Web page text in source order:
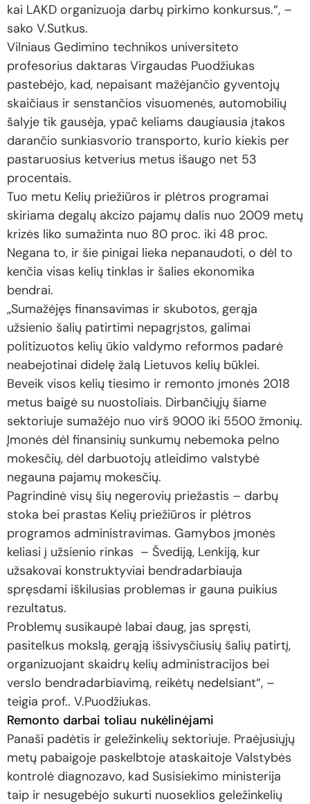
kai LAKD organizuoja darbų pirkimo konkursus.“, –
sako V.Sutkus.
Vilniaus Gedimino technikos universiteto
profesorius daktaras Virgaudas Puodžiukas
pastebėjo, kad, nepaisant mažėjančio gyventojų
skaičiaus ir senstančios visuomenės, automobilių
šalyje tik gausėja, ypač keliams daugiausia įtakos
darančio sunkiasvorio transporto, kurio kiekis per
pastaruosius ketverius metus išaugo net 53
procentais.
Tuo metu Kelių priežiūros ir plėtros programai
skiriama degalų akcizo pajamų dalis nuo 2009 metų
krizės liko sumažinta nuo 80 proc. iki 48 proc.
Negana to, ir šie pinigai lieka nepanaudoti, o dėl to
kenčia visas kelių tinklas ir šalies ekonomika
bendrai.
„Sumažėjęs finansavimas ir skubotos, gerąja
užsienio šalių patirtimi nepagrįstos, galimai
politizuotos kelių ūkio valdymo reformos padarė
neabejotinai didelę žalą Lietuvos kelių būklei.
Beveik visos kelių tiesimo ir remonto įmonės 2018
metus baigė su nuostoliais. Dirbančiųjų šiame
sektoriuje sumažėjo nuo virš 9000 iki 5500 žmonių.
Įmonės dėl finansinių sunkumų nebemoka pelno
mokesčių, dėl darbuotojų atleidimo valstybė
negauna pajamų mokesčių.
Pagrindinė visų šių negerovių priežastis – darbų
stoka bei prastas Kelių priežiūros ir plėtros
programos administravimas. Gamybos įmonės
keliasi į užsienio rinkas – Švediją, Lenkiją, kur
užsakovai konstruktyviai bendradarbiauja
spręsdami iškilusias problemas ir gauna puikius
rezultatus.
Problemų susikaupė labai daug, jas spręsti,
pasitelkus mokslą, gerąją išsivysčiusių šalių patirtį,
organizuojant skaidrų kelių administracijos bei
verslo bendradarbiavimą, reikėtų nedelsiant“, –
teigia prof.. V.Puodžiukas.
Remonto darbai toliau nukėlinėjami
Panaši padėtis ir geležinkelių sektoriuje. Praėjusiųjų
metų pabaigoje paskelbtoje ataskaitoje Valstybės
kontrolė diagnozavo, kad Susisiekimo ministerija
taip ir nesugebėjo sukurti nuoseklios geležinkelių